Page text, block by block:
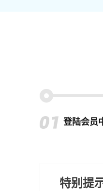
登陆会员
特别提